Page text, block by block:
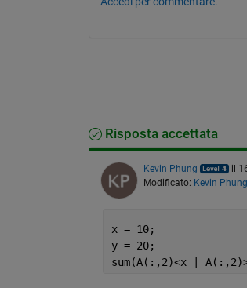
Risposta accettata
Kevin Phung
il
Modificato: Kevin Phung
x = 10;
y = 20;
sum(A(:,2)<x |